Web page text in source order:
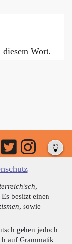
diesem Wort.
,
besitzt einen
, sowie
gehen jedoch
auf Grammatik